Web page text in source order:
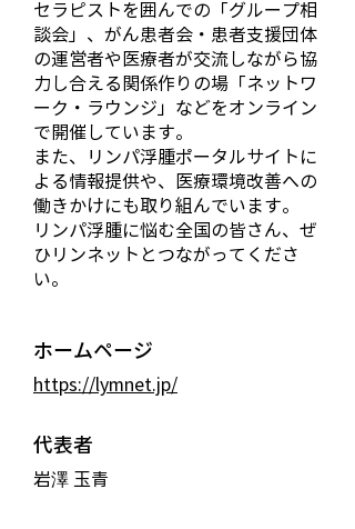
セラピストを囲んでの「グループ相
談会」、がん患者会・患者支援団体
の運営者や医療者が交流しながら協
力し合える関係作りの場「ネットワ
ーク・ラウンジ」などをオンライン
で開催しています。
また、リンパ浮腫ポータルサイトに
よる情報提供や、医療環境改善への
働きかけにも取り組んでいます。
リンパ浮腫に悩む全国の皆さん、ぜ
ひリンネットとつながってくださ
い。
ホームページ
https://lymnet.jp/
代表者
岩澤 玉青